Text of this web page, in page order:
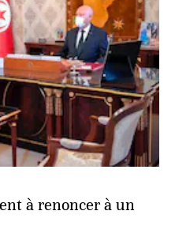
à renoncer à un